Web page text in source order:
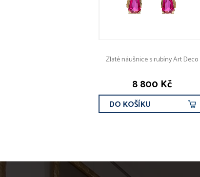
Zlaté náušnice s rubíny Art Deco
8 800 Kč
DO KOŠÍKU